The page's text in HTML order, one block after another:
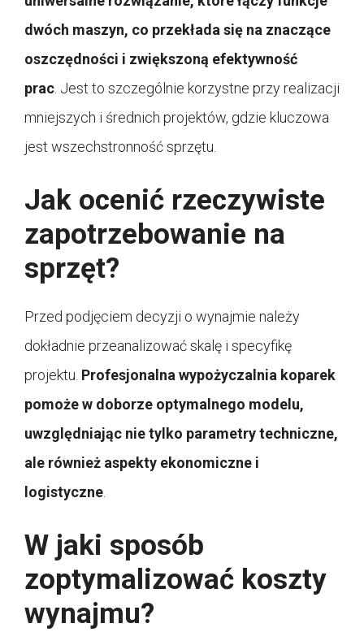
dwóch maszyn, co przekłada się na znaczące
oszczędności i zwiększoną efektywność
prac. Jest to szczególnie korzystne przy realizacji
mniejszych i średnich projektów, gdzie kluczowa
jest wszechstronność sprzętu.
Jak ocenić rzeczywiste
zapotrzebowanie na
sprzęt?
Przed podjęciem decyzji o wynajmie należy
dokładnie przeanalizować skalę i specyfikę
projektu. Profesjonalna wypożyczalnia koparek
pomoże w doborze optymalnego modelu,
uwzględniając nie tylko parametry techniczne,
ale również aspekty ekonomiczne i
logistyczne.
W jaki sposób
zoptymalizować koszty
wynajmu?